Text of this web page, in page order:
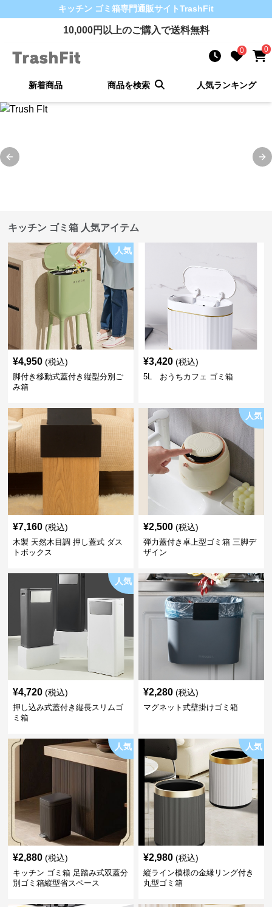
キッチン ゴミ箱専門通販サイトTrashFit
10,000円以上のご購入で送料無料
0 0
新着商品 商品を検索 人気ランキング
Previous slide
キッチン ゴミ箱 人気アイテム
人気
¥4,950 (税込)
脚付き移動式蓋付き縦型分別ご
み箱
¥3,420 (税込)
5L おうちカフェ ゴミ箱
¥7,160 (税込)
木製 天然木目調 押し蓋式 ダス
トボックス
人気
¥2,500 (税込)
弾力蓋付き卓上型ゴミ箱 三脚デ
ザイン
人気
¥4,720 (税込)
押し込み式蓋付き縦長スリムゴ
ミ箱
¥2,280 (税込)
マグネット式壁掛けゴミ箱
人気
¥2,880 (税込)
キッチン ゴミ箱 足踏み式双蓋分
別ゴミ箱縦型省スペース
人気
¥2,980 (税込)
縦ライン模様の金縁リング付き
丸型ゴミ箱